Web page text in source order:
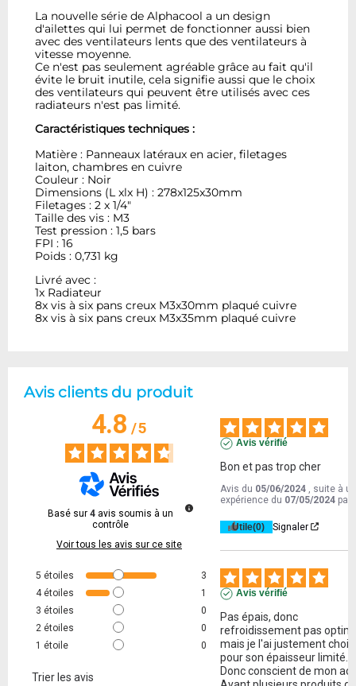
La nouvelle série de Alphacool a un design
d'ailettes qui lui permet de fonctionner aussi bien
avec des ventilateurs lents que des ventilateurs à
vitesse moyenne.
Ce n'est pas seulement agréable grâce au fait qu'il
évite le bruit inutile, cela signifie aussi que le choix
des ventilateurs qui peuvent être utilisés avec ces
radiateurs n'est pas limité.
Caractéristiques techniques :
Matière : Panneaux latéraux en acier, filetages
laiton, chambres en cuivre
Couleur : Noir
Dimensions (L xlx H) : 278x125x30mm
Filetages : 2 x 1/4"
Taille des vis : M3
Test pression : 1,5 bars
FPI : 16
Poids : 0,731 kg
Livré avec :
1x Radiateur
8x vis à six pans creux M3x30mm plaqué cuivre
8x vis à six pans creux M3x35mm plaqué cuivre
Avis clients du produit
4.8/5
Basé sur 4 avis soumis à un
contrôle
Voir tous les avis sur ce site
5 étoiles
3
4 étoiles
1
3 étoiles
0
2 étoiles
0
1 étoile 0
Trier les avis
Avis vérifié
Bon et pas trop cher
Avis du 05/06/2024
, suite à
expérience du 07/05/2024 par
Utile(0) Signaler
Avis vérifié
Pas épais, donc
refroidissement pas
mais je l'ai justement
pour son épaisseur limité.
Donc conscient de mon